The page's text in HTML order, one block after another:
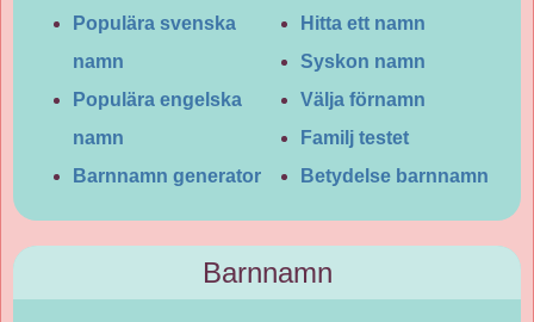
Populära svenska
namn
Populära engelska
namn
Barnnamn generator
Hitta ett namn
Syskon namn
Välja förnamn
Familj testet
Betydelse barnnamn
Barnnamn